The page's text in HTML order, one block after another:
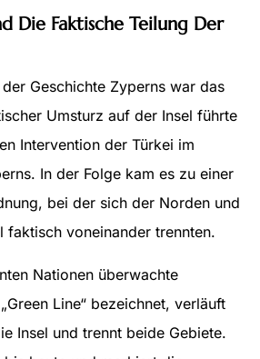
Die Faktische Teilung Der
Geschichte Zyperns war das
Umsturz auf der Insel führte
Intervention der Türkei im
In der Folge kam es zu einer
bei der sich der Norden und
faktisch voneinander trennten.
Nationen überwachte
Line“ bezeichnet, verläuft
Insel und trennt beide Gebiete.